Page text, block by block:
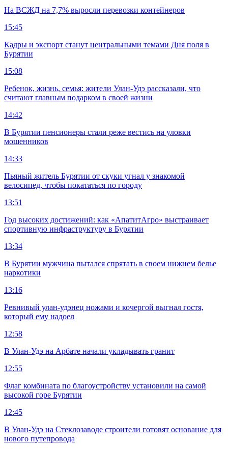
На ВСЖД на 7,7% выросли перевозки контейнеров
15:45
Кадры и экспорт станут центральными темами Дня поля в
Бурятии
15:08
Ребенок, жизнь, семья: жители Улан-Удэ рассказали, что
считают главным подарком в своей жизни
14:42
В Бурятии пенсионеры стали реже вестись на уловки
мошенников
14:33
Пьяный житель Бурятии от скуки угнал у знакомой
велосипед, чтобы покататься по городу
13:51
Год высоких достижений: как «АпатитАгро» выстраивает
спортивную инфраструктуру в Бурятии
13:34
В Бурятии мужчина пытался спрятать в своем нижнем белье
наркотики
13:16
Ревнивый улан-удэнец ножами и кочергой выгнал гостя,
который ему надоел
12:58
В Улан-Удэ на Арбате начали укладывать гранит
12:55
Флаг комбината по благоустройству установили на самой
высокой горе Бурятии
12:45
В Улан-Удэ на Стеклозаводе строители готовят основание для
нового путепровода